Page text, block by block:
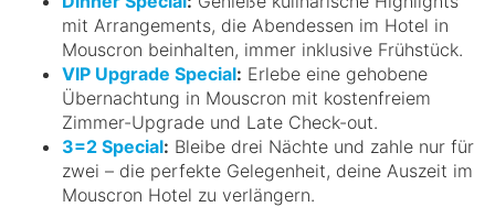
mit Arrangements, die Abendessen im Hotel in
Mouscron beinhalten, immer inklusive Frühstück.
VIP Upgrade Special: Erlebe eine gehobene
Übernachtung in Mouscron mit kostenfreiem
Zimmer-Upgrade und Late Check-out.
3=2 Special: Bleibe drei Nächte und zahle nur für
zwei – die perfekte Gelegenheit, deine Auszeit im
Mouscron Hotel zu verlängern.